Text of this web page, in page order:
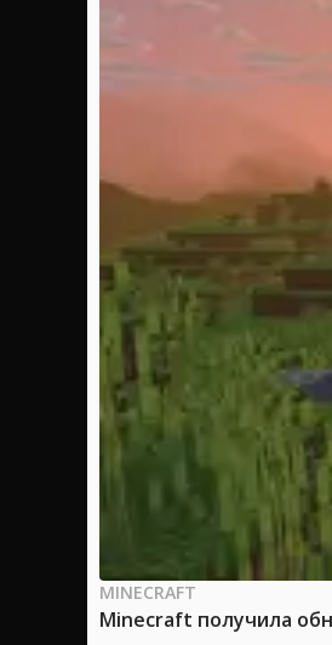
MINECRAFT
Minecraft получила